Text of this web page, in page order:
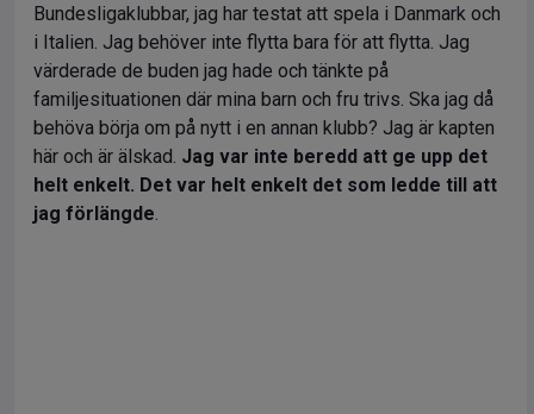
Bundesligaklubbar, jag har testat att spela i Danmark och
i Italien. Jag behöver inte flytta bara för att flytta. Jag
värderade de buden jag hade och tänkte på
familjesituationen där mina barn och fru trivs. Ska jag då
behöva börja om på nytt i en annan klubb? Jag är kapten
här och är älskad. Jag var inte beredd att ge upp det
helt enkelt. Det var helt enkelt det som ledde till att
jag förlängde.